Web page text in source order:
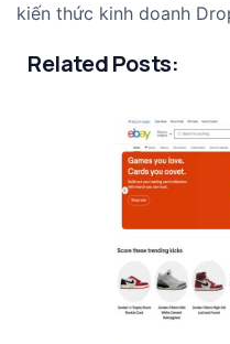
kiến thức kinh doanh
Related Posts: